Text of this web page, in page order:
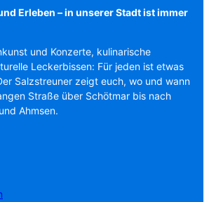
Erleben – in unserer Stadt ist immer
und Konzerte, kulinarische
Leckerbissen: Für jeden ist etwas
Salzstreuner zeigt euch, wo und wann
Straße über Schötmar bis nach
Ahmsen.